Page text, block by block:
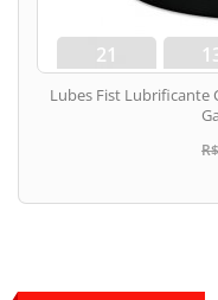
21
dias
Lubes Fist Lubrificante